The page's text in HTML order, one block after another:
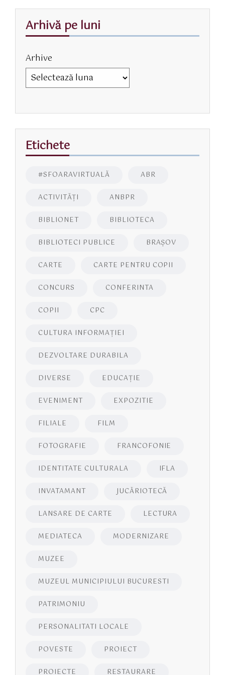
Arhivă pe luni
Arhive
Etichete
#SFOARAVIRTUALĂ ABR
ACTIVITĂŢI ANBPR
BIBLIONET BIBLIOTECA
BIBLIOTECI PUBLICE BRAŞOV
CARTE CARTE PENTRU COPII
CONCURS CONFERINTA
COPII CPC
CULTURA INFORMAŢIEI
DEZVOLTARE DURABILA
DIVERSE EDUCAŢIE
EVENIMENT EXPOZITIE
FILIALE FILM
FOTOGRAFIE FRANCOFONIE
IDENTITATE CULTURALA IFLA
INVATAMANT JUCĂRIOTECĂ
LANSARE DE CARTE LECTURA
MEDIATECA MODERNIZARE
MUZEE
MUZEUL MUNICIPIULUI BUCURESTI
PATRIMONIU
PERSONALITATI LOCALE
POVESTE PROIECT
PROIECTE RESTAURARE